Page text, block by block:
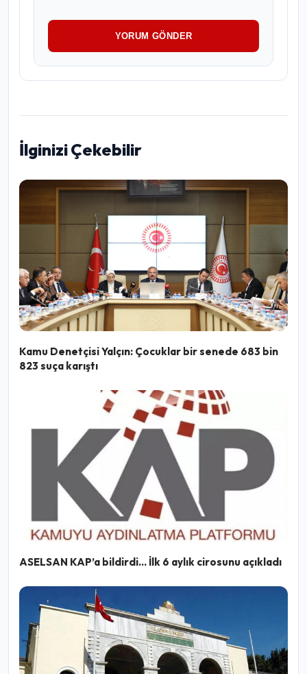
YORUM GÖNDER
İlginizi Çekebilir
Kamu Denetçisi Yalçın: Çocuklar bir senede 683 bin
823 suça karıştı
ASELSAN KAP’a bildirdi… İlk 6 aylık cirosunu açıkladı